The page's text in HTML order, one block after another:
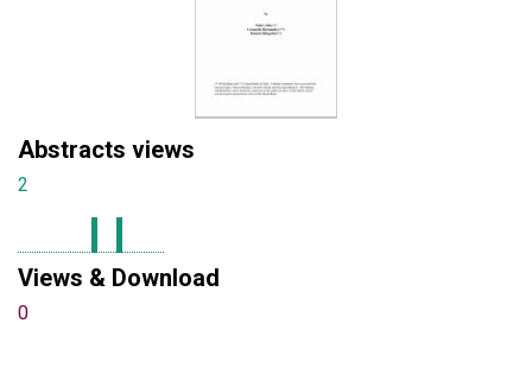
Abstracts views
2
Views & Download
0